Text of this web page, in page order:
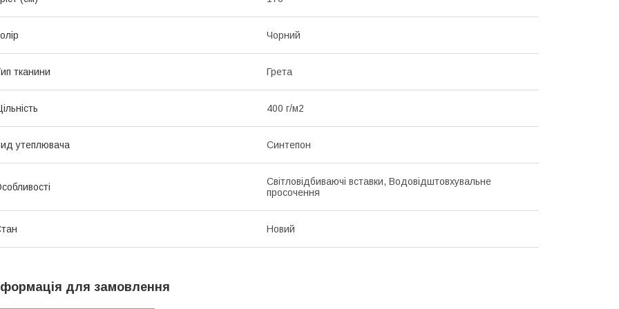
Чорний
тканини Грета
400 г/м2
утеплювача Синтепон
Світловідбиваючі вставки, Водовідштовхувальне
просочення
Новий
для замовлення